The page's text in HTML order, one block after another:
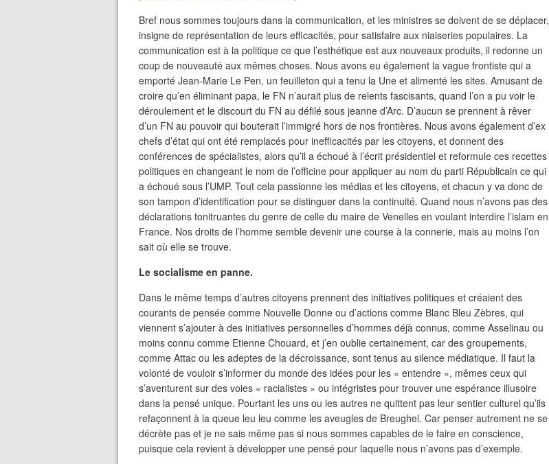
Bref nous sommes toujours dans la communication, et les ministres se doivent de se déplacer,
insigne de représentation de leurs efficacités, pour satisfaire aux niaiseries populaires. La
communication est à la politique ce que l’esthétique est aux nouveaux produits, il redonne un
coup de nouveauté aux mêmes choses. Nous avons eu également la vague frontiste qui a
emporté Jean-Marie Le Pen, un feuilleton qui a tenu la Une et alimenté les sites. Amusant de
croire qu’en éliminant papa, le FN n’aurait plus de relents fascisants, quand l’on a pu voir le
déroulement et le discourt du FN au défilé sous jeanne d’Arc. D’aucun se prennent à rêver
d’un FN au pouvoir qui bouterait l’immigré hors de nos frontières. Nous avons également d’ex
chefs d’état qui ont été remplacés pour inefficacités par les citoyens, et donnent des
conférences de spécialistes, alors qu’il a échoué à l’écrit présidentiel et reformule ces recettes
politiques en changeant le nom de l’officine pour appliquer au nom du parti Républicain ce qui
a échoué sous l’UMP. Tout cela passionne les médias et les citoyens, et chacun y va donc de
son tampon d’identification pour se distinguer dans la continuité. Quand nous n’avons pas des
déclarations tonitruantes du genre de celle du maire de Venelles en voulant interdire l’islam en
France. Nos droits de l’homme semble devenir une course à la connerie, mais au moins l’on
sait où elle se trouve.
Le socialisme en panne.
Dans le même temps d’autres citoyens prennent des initiatives politiques et créaient des
courants de pensée comme Nouvelle Donne ou d’actions comme Blanc Bleu Zèbres, qui
viennent s’ajouter à des initiatives personnelles d’hommes déjà connus, comme Asselinau ou
moins connu comme Etienne Chouard, et j’en oublie certainement, car des groupements,
comme Attac ou les adeptes de la décroissance, sont tenus au silence médiatique. Il faut la
volonté de vouloir s’informer du monde des idées pour les « entendre », mêmes ceux qui
s’aventurent sur des voies « racialistes » ou intégristes pour trouver une espérance illusoire
dans la pensé unique. Pourtant les uns ou les autres ne quittent pas leur sentier culturel qu’ils
refaçonnent à la queue leu leu comme les aveugles de Breughel. Car penser autrement ne se
décrète pas et je ne sais même pas si nous sommes capables de le faire en conscience,
puisque cela revient à développer une pensé pour laquelle nous n’avons pas d’exemple.